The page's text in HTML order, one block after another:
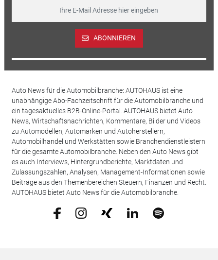
ABONNIEREN
Auto News für die Automobilbranche: AUTOHAUS ist eine
unabhängige Abo-Fachzeitschrift für die Automobilbranche und
ein tagesaktuelles B2B-Online-Portal. AUTOHAUS bietet Auto
News, Wirtschaftsnachrichten, Kommentare, Bilder und Videos
zu Automodellen, Automarken und Autoherstellern,
Automobilhandel und Werkstätten sowie Branchendienstleistern
für die gesamte Automobilbranche. Neben den Auto News gibt
es auch Interviews, Hintergrundberichte, Marktdaten und
Zulassungszahlen, Analysen, Management-Informationen sowie
Beiträge aus den Themenbereichen Steuern, Finanzen und Recht.
AUTOHAUS bietet Auto News für die Automobilbranche.